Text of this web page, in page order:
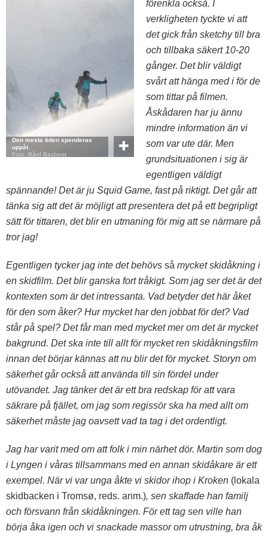
Den mesta tiden spenderas
uppåt.
Foto: Bård Basberg
förenkla också. I
verkligheten tyckte vi att
det gick från sketchy till bra
och tillbaka säkert 10-20
gånger. Det blir väldigt
svårt att hänga med i för de
som tittar på filmen.
Åskådaren har ju ännu
mindre information än vi
som var ute där. Men
grundsituationen i sig är
egentligen väldigt
spännande! Det är ju Squid Game, fast på riktigt. Det går att
tänka sig att det är möjligt att presentera det på ett begripligt
sätt för tittaren, det blir en utmaning för mig att se närmare på
tror jag!
Egentligen tycker jag inte det behövs så mycket skidåkning i
en skidfilm. Det blir ganska fort tråkigt. Som jag ser det är det
kontexten som är det intressanta. Vad betyder det här åket
för den som åker? Hur mycket har den jobbat för det? Vad
står på spel? Det får man med mycket mer om det är mycket
bakgrund. Det ska inte till allt för mycket ren skidåkningsfilm
innan det börjar kännas att nu blir det för mycket. Storyn om
säkerhet går också att använda till sin fördel under
utövandet. Jag tänker det är ett bra redskap för att vara
säkrare på fjället, om jag som regissör ska ha med allt om
säkerhet måste jag oavsett vad ta tag i det ordentligt.
Jag har varit med om att folk i min närhet dör. Martin som dog
i Lyngen i våras tillsammans med en annan skidåkare är ett
exempel. När vi var unga åkte vi skidor ihop i Kroken (lokala
skidbacken i Tromsø, reds. anm.), sen skaffade han familj
och försvann från skidåkningen. För ett tag sen ville han
börja åka igen och vi snackade massor om utrustning, bra åk